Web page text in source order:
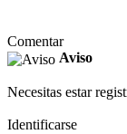
Comentar
Aviso
Necesitas estar
Identificarse